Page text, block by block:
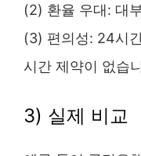
(2) 환율 우대: 대
(3) 편의성: 24시
시간 제약이 없습
3) 실제 비교